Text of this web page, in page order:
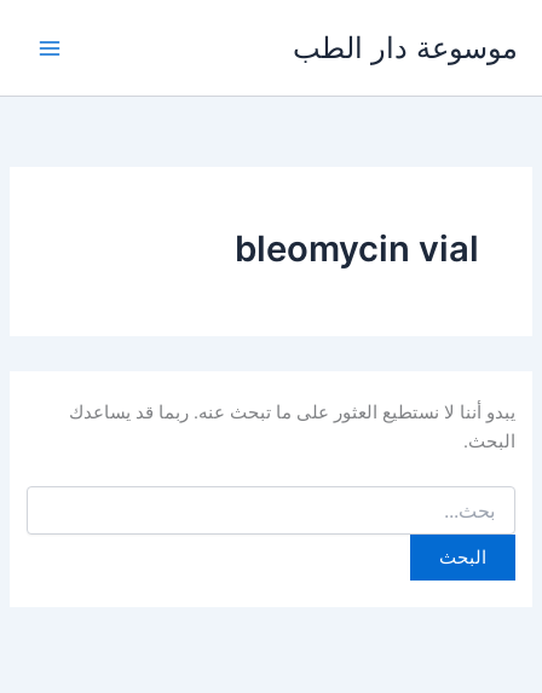
المحتوى
موسوعة دار الطب
bleomycin vial
يبدو أننا لا نستطيع العثور على ما تبحث عنه. ربما قد يساعدك
البحث.
عن: